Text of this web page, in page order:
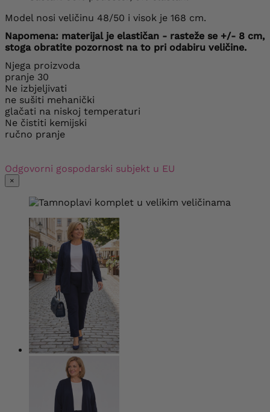
Model nosi veličinu 48/50 i visok je 168 cm.
Napomena: materijal je elastičan - rasteže se +/- 8 cm,
stoga obratite pozornost na to pri odabiru veličine.
Njega proizvoda
pranje 30
Ne izbjeljivati
ne sušiti mehanički
glačati na niskoj temperaturi
Ne čistiti kemijski
ručno pranje
Odgovorni gospodarski subjekt u EU
×